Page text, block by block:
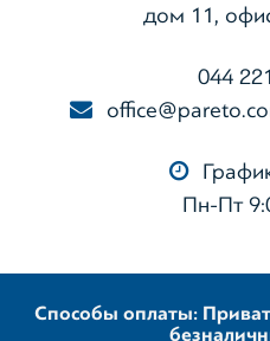
дом 11,
044
Пн-Пт
Способы оплаты: